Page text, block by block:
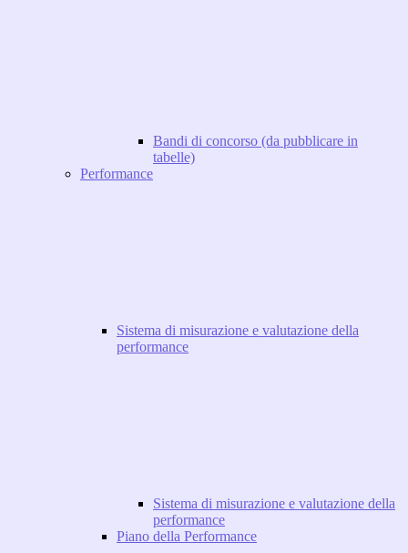
Bandi di concorso (da pubblicare in
tabelle)
Performance
Sistema di misurazione e valutazione della
performance
Sistema di misurazione e valutazione della
performance
Piano della Performance